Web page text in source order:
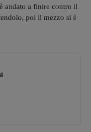
è andato a finire contro il
poi il mezzo si è